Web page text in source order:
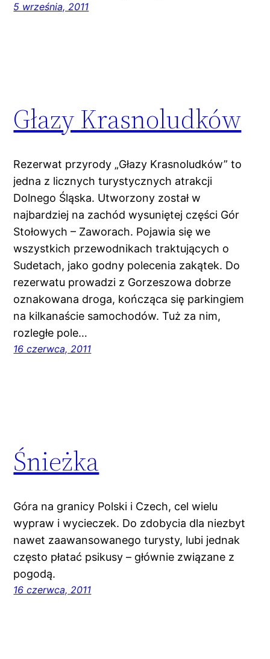
5 września, 2011
Głazy Krasnoludków
Rezerwat przyrody „Głazy Krasnoludków” to
jedna z licznych turystycznych atrakcji
Dolnego Śląska. Utworzony został w
najbardziej na zachód wysuniętej części Gór
Stołowych – Zaworach. Pojawia się we
wszystkich przewodnikach traktujących o
Sudetach, jako godny polecenia zakątek. Do
rezerwatu prowadzi z Gorzeszowa dobrze
oznakowana droga, kończąca się parkingiem
na kilkanaście samochodów. Tuż za nim,
rozległe pole…
16 czerwca, 2011
Śnieżka
Góra na granicy Polski i Czech, cel wielu
wypraw i wycieczek. Do zdobycia dla niezbyt
nawet zaawansowanego turysty, lubi jednak
często płatać psikusy – głównie związane z
pogodą.
16 czerwca, 2011